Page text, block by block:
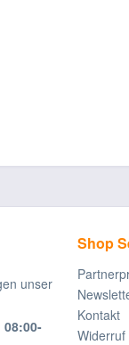
unser
Shop
Kontakt
Widerruf